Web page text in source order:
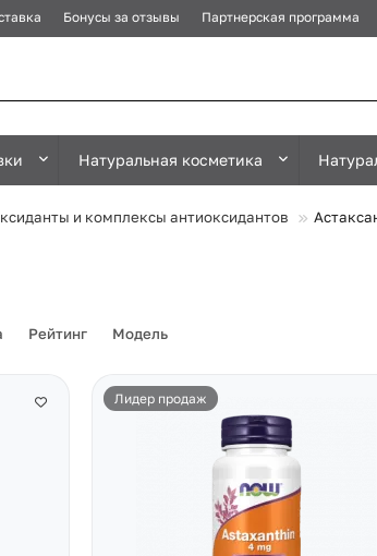
Бонусы за отзывы Партнерская программа
Натуральная косметика
и комплексы антиоксидантов
Рейтинг Модель
Лидер продаж